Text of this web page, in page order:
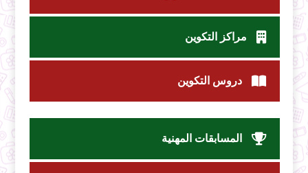
مراكز التكوين
دروس التكوين
المسابقات المهنية